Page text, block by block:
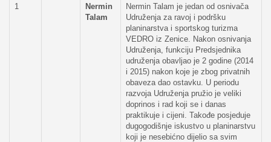
1
Nermin
Talam
Nermin Talam je jedan od osnivača
Udruženja za ravoj i podršku
planinarstva i sportskog turizma
VEDRO iz Zenice. Nakon osnivanja
Udruženja, funkciju Predsjednika
udruženja obavljao je 2 godine (2014
i 2015) nakon koje je zbog privatnih
obaveza dao ostavku. U periodu
razvoja Udruženja pružio je veliki
doprinos i rad koji se i danas
praktikuje i cijeni. Takođe posjeduje
dugogodišnje iskustvo u planinarstvu
koji je nesebićno dijelio sa svim